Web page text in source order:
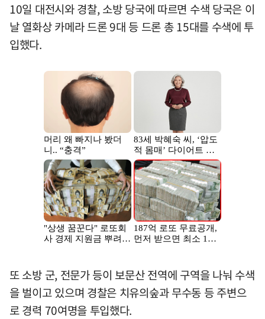
10일 대전시와 경찰, 소방 당국에 따르면 수색 당국은 이
날 열화상 카메라 드론 9대 등 드론 총 15대를 수색에 투
입했다.
또 소방 군, 전문가 등이 보문산 전역에 구역을 나눠 수색
을 벌이고 있으며 경찰은 치유의숲과 무수동 등 주변으
로 경력 70여명을 투입했다.